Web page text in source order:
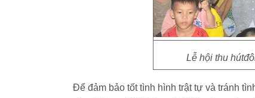
Lễ hội thu
Để đảm bảo tốt tình hình trật tự và tránh